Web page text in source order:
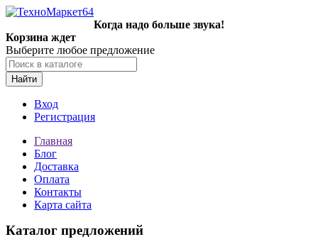
Когда надо больше звука!
Корзина ждет
Выберите любое предложение
Найти
Вход
Регистрация
Главная
Блог
Доставка
Оплата
Контакты
Карта сайта
Каталог предложений